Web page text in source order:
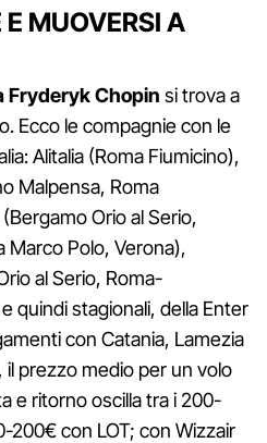
MUOVERSI A
Fryderyk Chopin si trova a
Ecco le compagnie con le
Alitalia (Roma Fiumicino),
Malpensa, Roma
Orio al Serio,
Marco Polo, Verona),
al Serio, Roma-
quindi stagionali, della Enter
con Catania, Lamezia
il prezzo medio per un volo
e ritorno oscilla tra i 200-
200€ con LOT; con Wizzair